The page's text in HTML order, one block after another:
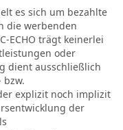
es sich um bezahlte
die werbenden
ECHO trägt keinerlei
oder
dient ausschließlich
explizit noch implizit
der